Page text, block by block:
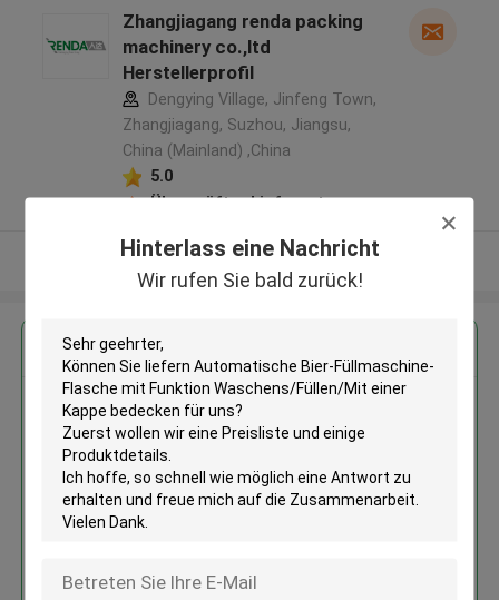
Hinterlass eine Nachricht
Wir rufen Sie bald zurück!
Zhangjiagang renda packing
machinery co.,ltd
Herstellerprofil
Dengying Village, Jinfeng Town,
Zhangjiagang, Suzhou, Jiangsu,
China (Mainland) ,China
5.0
Überprüfter Lieferant
Sehen Sie mehr an
Erhalten Sie den besten Preis für
Automatische Bier-
Füllmaschine-Flasche mit
einer Kappe bedecken
Fortsetzen